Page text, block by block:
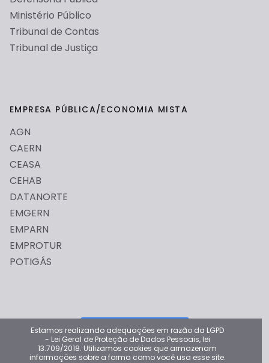
Estamos realizando adequações em razão da LGPD
- Lei Geral de Proteção de Dados Pessoais, lei
13.709/2018. Utilizamos cookies que armazenam
informações sobre a forma como você usa esse site.
Ministério Público
Tribunal de Contas
Tribunal de Justiça
EMPRESA PÚBLICA/ECONOMIA MISTA
AGN
CAERN
CEASA
CEHAB
DATANORTE
EMGERN
EMPARN
EMPROTUR
POTIGÁS
Dê sua opinião
Por favor deixe sua opinião para ajudar a melhorar o Portal